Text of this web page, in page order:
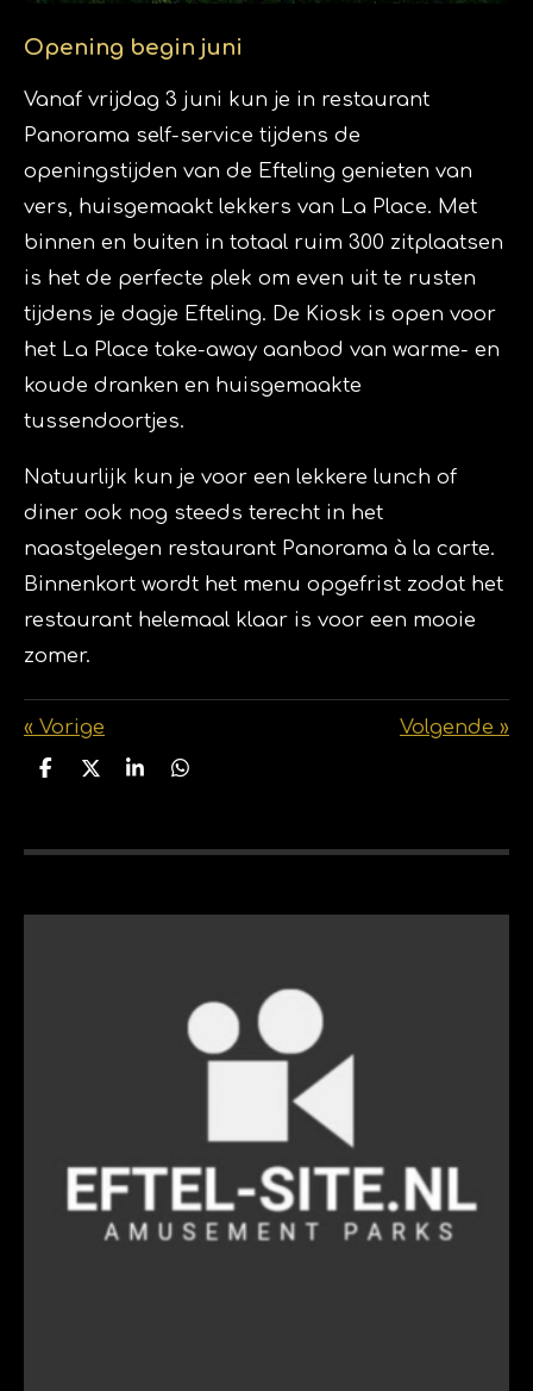
Opening begin juni
Vanaf vrijdag 3 juni kun je in restaurant
Panorama self-service tijdens de
openingstijden van de Efteling genieten van
vers, huisgemaakt lekkers van La Place. Met
binnen en buiten in totaal ruim 300 zitplaatsen
is het de perfecte plek om even uit te rusten
tijdens je dagje Efteling. De Kiosk is open voor
het La Place take-away aanbod van warme- en
koude dranken en huisgemaakte
tussendoortjes.
Natuurlijk kun je voor een lekkere lunch of
diner ook nog steeds terecht in het
naastgelegen restaurant Panorama à la carte.
Binnenkort wordt het menu opgefrist zodat het
restaurant helemaal klaar is voor een mooie
zomer.
« Vorige Volgende »
D
n
D
S
e
D
n